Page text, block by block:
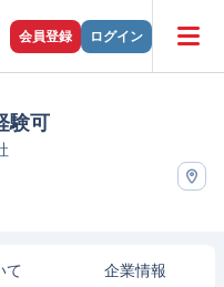
会員登録 ログイン
験可
て 企業情報